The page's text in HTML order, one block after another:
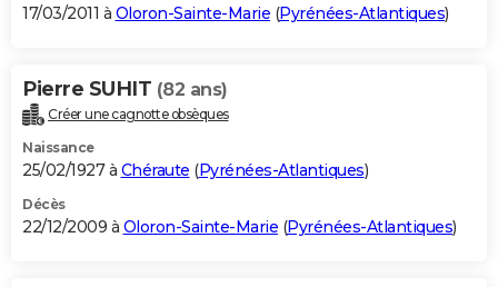
17/03/2011 à Oloron-Sainte-Marie (Pyrénées-Atlantiques)
Pierre SUHIT (82 ans)
Créer une cagnotte obsèques
Naissance
25/02/1927 à Chéraute (Pyrénées-Atlantiques)
Décès
22/12/2009 à Oloron-Sainte-Marie (Pyrénées-Atlantiques)